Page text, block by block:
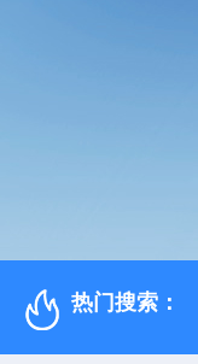
热门搜索：